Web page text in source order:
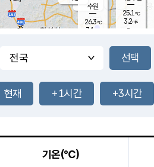
-mm
25.0
℃
25.3℃
0.5m/s
-mm
mm
-mm
25.1℃
3.2m/s
-
수원
26.3℃
3.1 m/s
현재 +1시간 +3시간
기온(℃)